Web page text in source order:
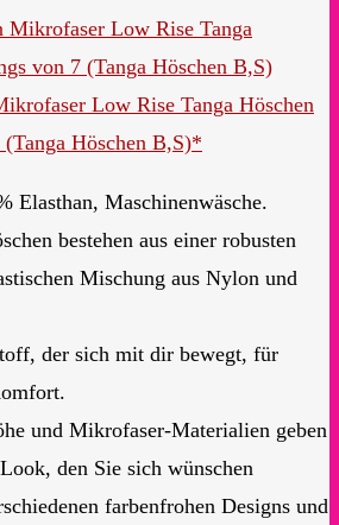
Low Rise Tanga Höschen
Höschen B,S)*
Elasthan, Maschinenwäsche.
bestehen aus einer robusten
Mischung aus Nylon und
der sich mit dir bewegt, für
und Mikrofaser-Materialien geben
den Sie sich wünschen
farbenfrohen Designs und